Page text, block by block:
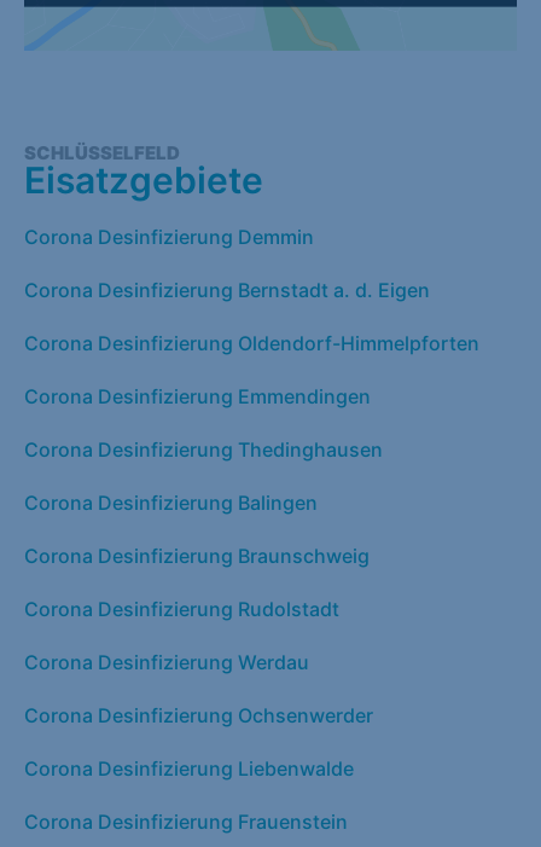
SCHLÜSSELFELD
Eisatzgebiete
Corona Desinfizierung Demmin
Corona Desinfizierung Bernstadt a. d. Eigen
Corona Desinfizierung Oldendorf-Himmelpforten
Corona Desinfizierung Emmendingen
Corona Desinfizierung Thedinghausen
Corona Desinfizierung Balingen
Corona Desinfizierung Braunschweig
Corona Desinfizierung Rudolstadt
Corona Desinfizierung Werdau
Corona Desinfizierung Ochsenwerder
Corona Desinfizierung Liebenwalde
Corona Desinfizierung Frauenstein